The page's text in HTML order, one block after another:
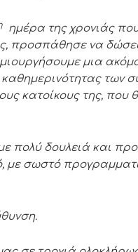
ημέρα της χρονιάς
προσπάθησε να
μια
των
κατοίκους της,
πολύ δουλειά και
με σωστό